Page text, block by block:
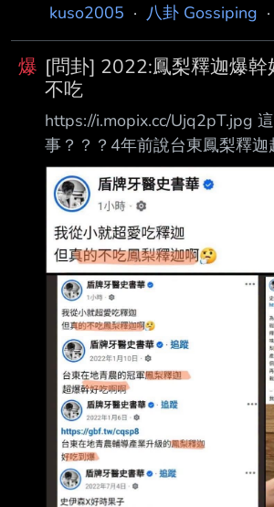
kuso2005 · 八卦 Gossiping ·
爆 [問卦] 2022:鳳梨釋迦爆
不吃
https://i.mopix.cc/Ujq2pT.jpg
事？？？4年前說台東鳳梨釋
三箱到現在的我不吃，一樣好
過4年就變成我不吃了呢？ --